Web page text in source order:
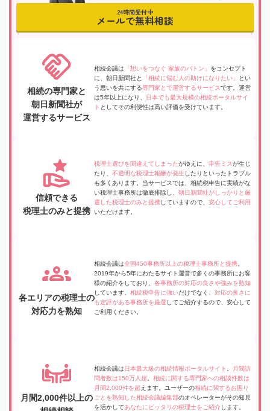
24時間受付中
メールで無料相談
相続の専門家と
朝日新聞社が
運営するサービス
相続会議は 「想いをつなぐ 家族のバトン」 をコンセプト
に、朝日新聞社と
「相続に悩む人の助けになりたい」
とい
う思いを共にする専門家とで運営するサービスです。運営
は5年以上になり、
日本でも最大規模の相続ポータルサイ
ト としてその利便性は高い評価を受けています。
信頼できる
税理士のみと提携
税理士選びを間違えてしまったがゆえに、 申告ミスが生じ
たり、 不透明な税理士報酬が発生 したりといったトラブル
も多くあります。当サービスでは、相続税申告に実績がな
い税理士事務所は徹底排除し、 朝日新聞社がしっかりと厳
選した税理士のみと提携していますので、 安心してご利用
いただけます。
各エリアの税理士の
対応力を熟知
相続会議は全国450事務所以上の税理士事務所と提携
2019年から5年にわたるサイト運営で多くの事務所にお客
様の紹介をしており、 各事務所の対応の良さや強みを熟知
しています。 相続税申告に強いだけでなく、 対応の良さに
も定評がある事務所を厳選 してご紹介するので、安心して
ご利用ください。
月間2,000件以上の
相続会議は 日本最大級の相続情報ポータルサイト
月間訪
問者数は150万人超
相続に関する専門家への相談件数は
月間2,000件を超 えます。ユーザーの相続に関するお困り
ごとを熟知した相続会議編集部のオペレーターがその知見
を活かしてあなたにピッタリの税理士をご紹介 します。